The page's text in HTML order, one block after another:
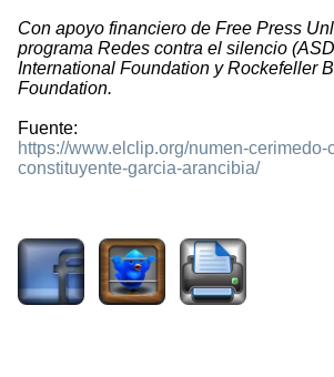
Con apoyo financiero de Free Press
programa Redes contra el silencio
International Foundation y Rockefeller
Foundation.
Fuente:
https://www.elclip.org/numen-cerimedo-
constituyente-garcia-arancibia/